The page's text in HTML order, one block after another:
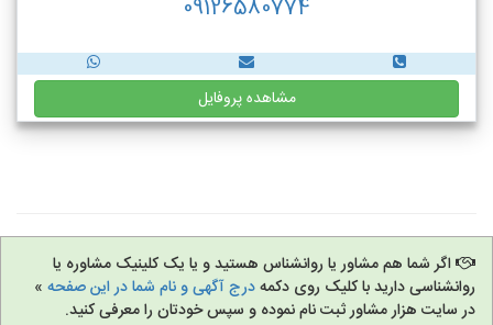
09126580774
مشاهده پروفایل
اگر شما هم مشاور یا روانشناس هستید و یا یک کلینیک مشاوره یا
روانشناسی دارید با کلیک روی دکمهدرج آگهی و نام شما در این صفحه »
در سایت هزار مشاور ثبت نام نموده و سپس خودتان را معرفی کنید.